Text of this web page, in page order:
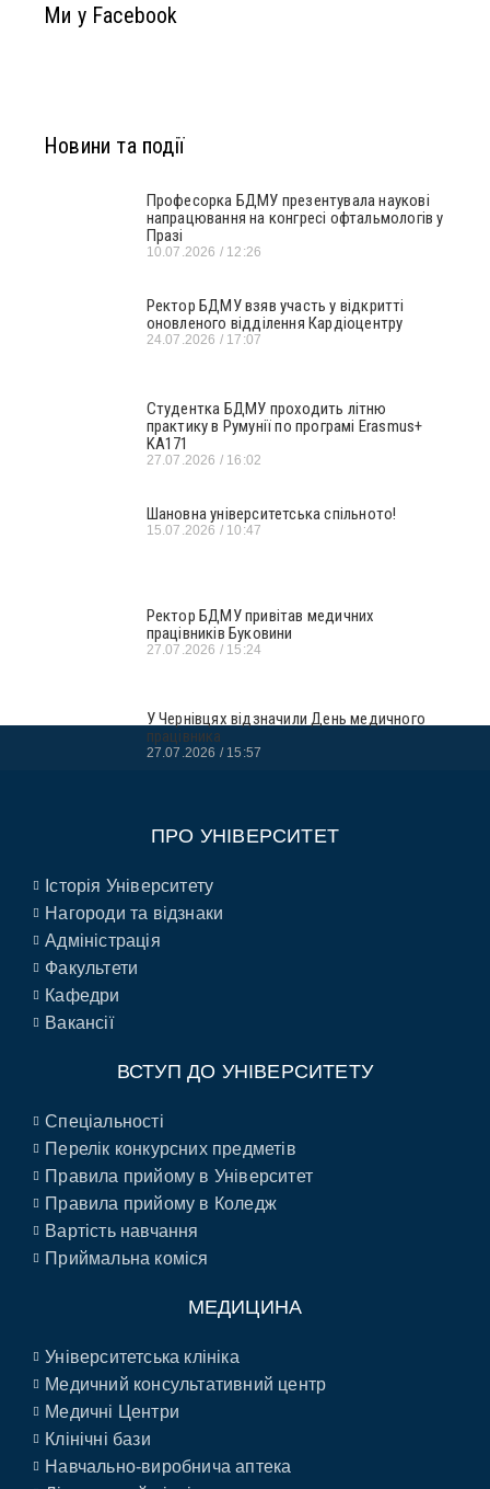
Ми у Facebook
Новини та події
Професорка БДМУ презентувала наукові
напрацювання на конгресі офтальмологів у
Празі
10.07.2026 12:26
Ректор БДМУ взяв участь у відкритті
оновленого відділення Кардіоцентру
24.07.2026 17:07
Студентка БДМУ проходить літню
практику в Румунії по програмі Erasmus+
KA171
27.07.2026 16:02
Шановна університетська спільното!
15.07.2026 10:47
Ректор БДМУ привітав медичних
працівників Буковини
27.07.2026 15:24
У Чернівцях відзначили День медичного
працівника
27.07.2026 15:57
ПРО УНІВЕРСИТЕТ
Історія Університету
Нагороди та відзнаки
Адміністрація
Факультети
Кафедри
Вакансії
ВСТУП ДО УНІВЕРСИТЕТУ
Спеціальності
Перелік конкурсних предметів
Правила прийому в Університет
Правила прийому в Коледж
Вартість навчання
Приймальна коміся
МЕДИЦИНА
Університетська клініка
Медичний консультативний центр
Медичні Центри
Клінічні бази
Навчально-виробнича аптека